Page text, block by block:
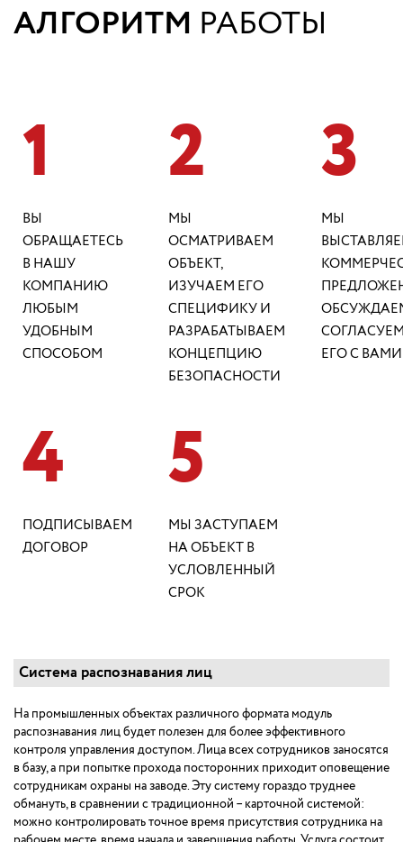
АЛГОРИТМ РАБОТЫ
1
ВЫ
ОБРАЩАЕТЕСЬ
В НАШУ
КОМПАНИЮ
ЛЮБЫМ
УДОБНЫМ
СПОСОБОМ
2
МЫ
ОСМАТРИВАЕМ
ОБЪЕКТ,
ИЗУЧАЕМ ЕГО
СПЕЦИФИКУ И
РАЗРАБАТЫВАЕМ
КОНЦЕПЦИЮ
БЕЗОПАСНОСТИ
3
МЫ
ЕГО С ВАМИ
4
ПОДПИСЫВАЕМ
ДОГОВОР
5
МЫ ЗАСТУПАЕМ
НА ОБЪЕКТ В
УСЛОВЛЕННЫЙ
СРОК
Система распознавания лиц
На промышленных объектах различного формата модуль
распознавания лиц будет полезен для более эффективного
контроля управления доступом. Лица всех сотрудников заносятся
в базу, а при попытке прохода посторонних приходит оповещение
сотрудникам охраны на заводе. Эту систему гораздо труднее
обмануть, в сравнении с традиционной – карточной системой:
можно контролировать точное время присутствия сотрудника на